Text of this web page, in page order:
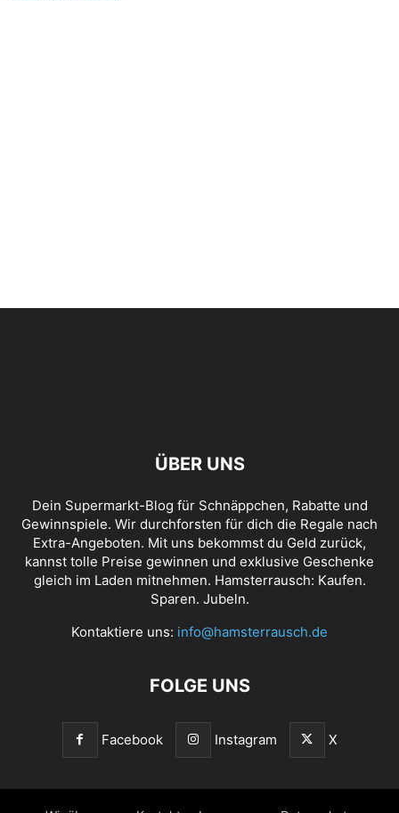
ÜBER UNS
Dein Supermarkt-Blog für Schnäppchen, Rabatte und
Gewinnspiele. Wir durchforsten für dich die Regale nach
Extra-Angeboten. Mit uns bekommst du Geld zurück,
kannst tolle Preise gewinnen und exklusive Geschenke
gleich im Laden mitnehmen. Hamsterrausch: Kaufen.
Sparen. Jubeln.
Kontaktiere uns: info@hamsterrausch.de
FOLGE UNS
Facebook Instagram X